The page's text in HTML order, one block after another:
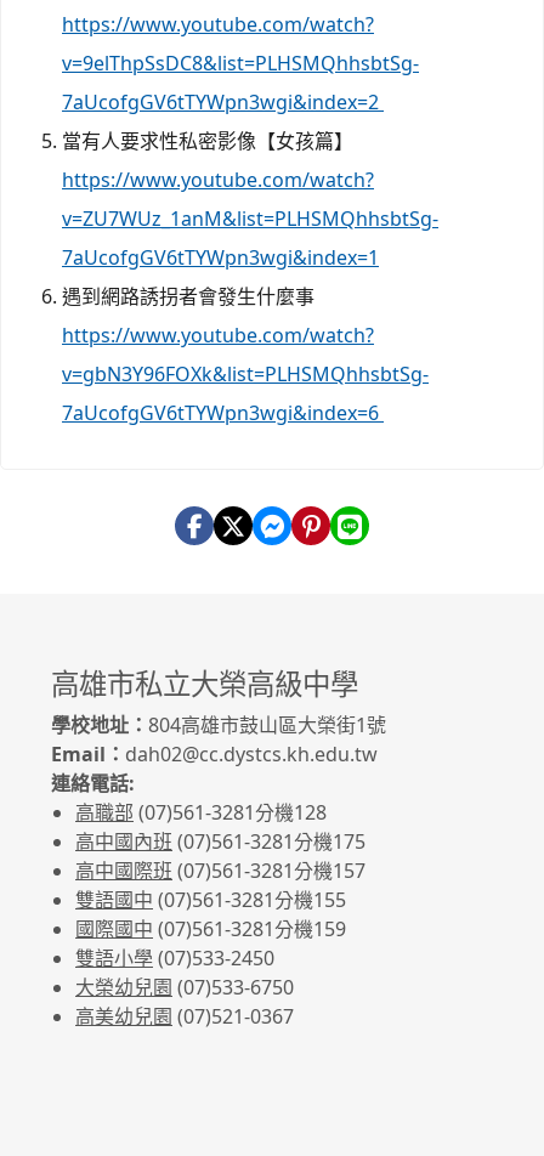
https://www.youtube.com/watch?
v=9elThpSsDC8&list=PLHSMQhhsbtSg-
7aUcofgGV6tTYWpn3wgi&index=2
當有人要求性私密影像【女孩篇】
https://www.youtube.com/watch?
v=ZU7WUz_1anM&list=PLHSMQhhsbtSg-
7aUcofgGV6tTYWpn3wgi&index=1
遇到網路誘拐者會發生什麼事
https://www.youtube.com/watch?
v=gbN3Y96FOXk&list=PLHSMQhhsbtSg-
7aUcofgGV6tTYWpn3wgi&index=6
高雄市私立大榮高級中學
學校地址： 804高雄市鼓山區大榮街1號
Email： dah02@cc.dystcs.kh.edu.tw
連絡電話:
高職部 (07)561-3281分機128
高中國內班 (07)561-3281分機175
高中國際班 (07)561-3281分機157
雙語國中 (07)561-3281分機155
國際國中 (07)561-3281分機159
雙語小學(07)533-2450
大榮幼兒園 (07)533-6750
高美幼兒園 (07)521-0367